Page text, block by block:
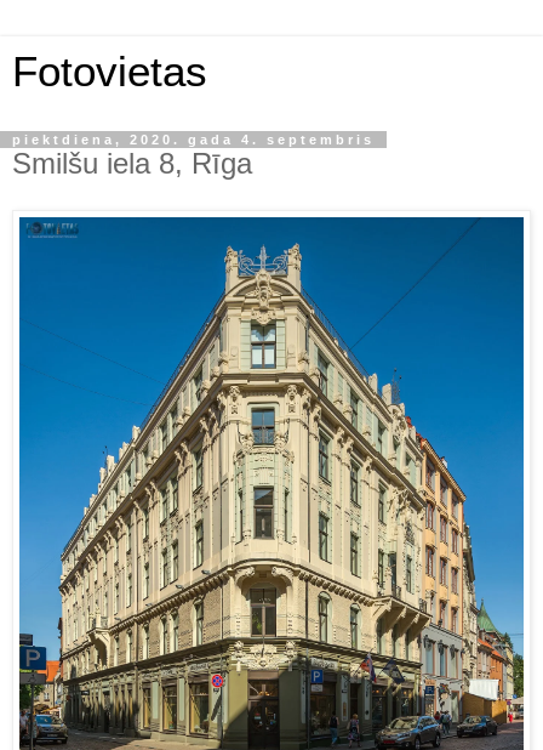
Fotovietas
piektdiena, 2020. gada 4. septembris
Smilšu iela 8, Rīga